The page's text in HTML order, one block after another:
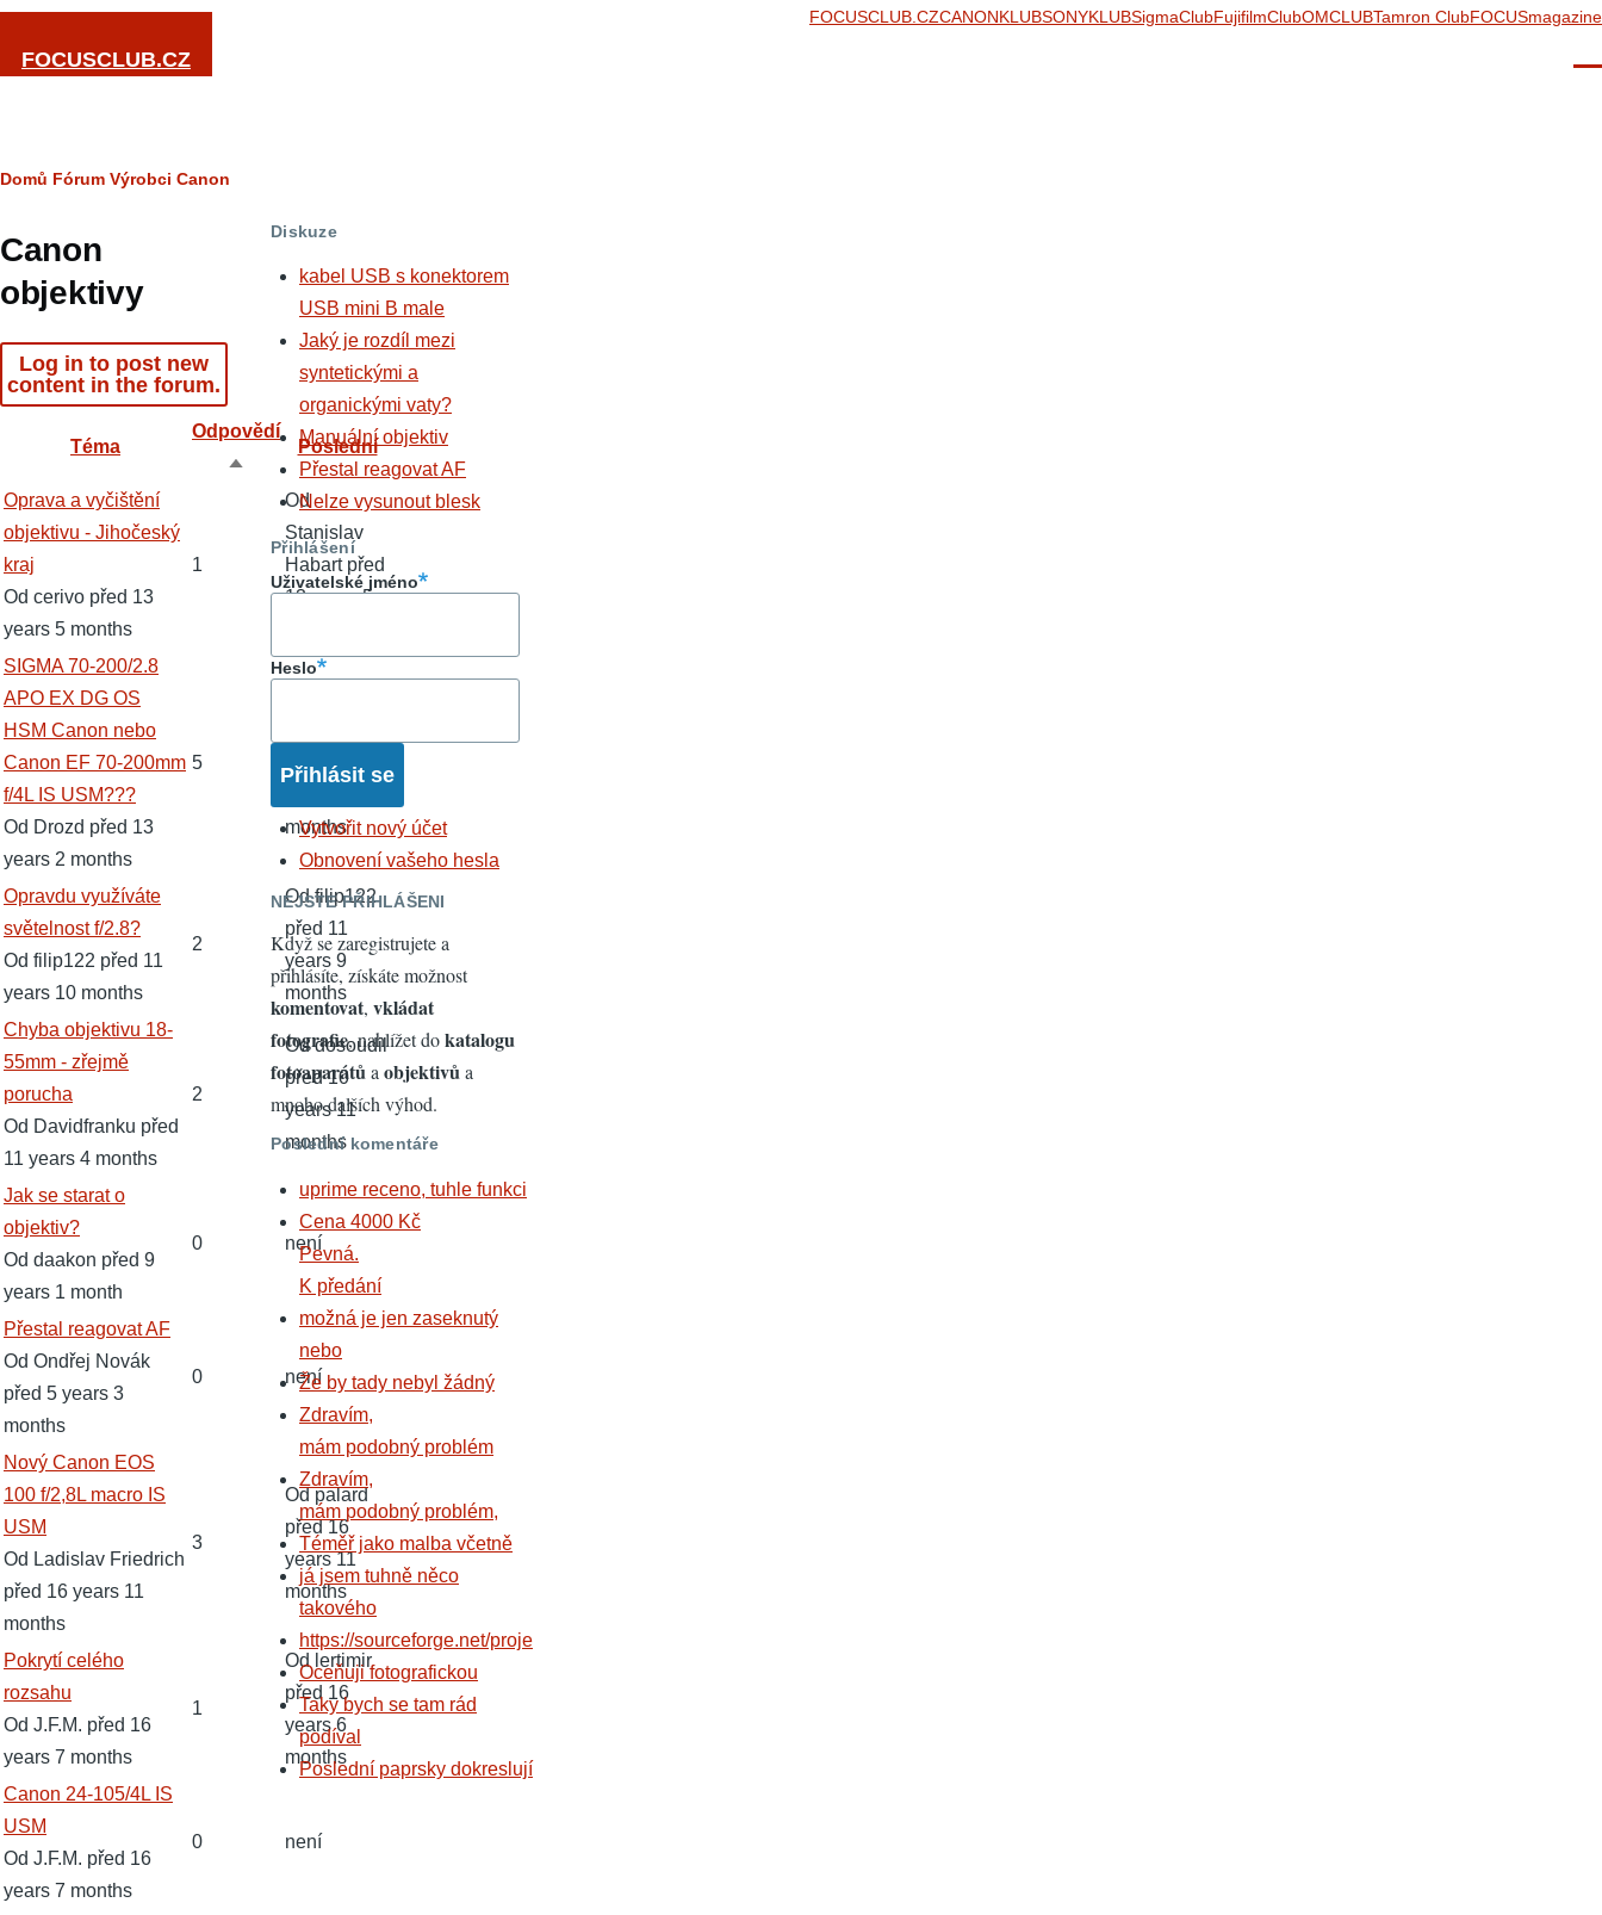
Přejít k hlavnímu obsahu
FOCUSCLUB.CZ
FOCUSCLUB.CZCANONKLUBSONYKLUBSigmaClubFujifilmClubOMCLUBTamron ClubFOCUSmagazine
Drobečková
Domů Fórum Výrobci Canon
Canon
objektivy
Log in to post new
content in the forum.
Téma
Odpovědí
Seřadit
sestupně
Poslední
Normální
téma
Oprava a vyčištění
objektivu - Jihočeský
kraj
Od cerivo před 13
years 5 months
1
Od
Stanislav
Habartpřed
13 years 5
Normální
téma
SIGMA 70-200/2.8
APO EX DG OS
HSM Canon nebo
Canon EF 70-200mm
f/4L IS USM???
Od Drozd před 13
years 2 months
5
před 13
months
Normální
téma
Opravdu využíváte
světelnost f/2.8?
Od filip122 před 11
years 10 months
2
Odfilip122
před 11
years 9
months
Normální
téma
Chyba objektivu 18-
55mm - zřejmě
porucha
Od Davidfranku před
11 years 4 months
2
Oddosoudil
před 10
years 11
months
Normální
téma
Jak se starat o
objektiv?
Od daakon před 9
years 1 month
0 není
Normální
téma
Přestal reagovat AF
Od Ondřej Novák
před 5 years 3
months
0 není
Normální
téma
Nový Canon EOS
100 f/2,8L macro IS
USM
Od Ladislav Friedrich
před 16 years 11
months
3
Odpalard
před 16
years 11
months
Normální
téma
Pokrytí celého
rozsahu
Od J.F.M. před 16
years 7 months
1
Od lertimir
před 16
years 6
months
Normální
téma
Canon 24-105/4L IS
USM
Od J.F.M. před 16
years 7 months
0 není
Diskuze
kabel USB s konektorem
USB mini B male
Jaký je rozdíl mezi
syntetickými a
organickými vaty?
Manuální objektiv
Přestal reagovat AF
Nelze vysunout blesk
Přihlášení
Uživatelské jméno
Heslo
Vytvořit nový účet
Obnovení vašeho hesla
NEJSTE PŘIHLÁŠENI
Když se zaregistrujete a
přihlásíte, získáte možnost
komentovat, vkládat
fotografie, nahlížet dokatalogu
fotoaparátůa objektivůa
mnoho dalších výhod.
Poslední komentáře
uprime receno, tuhle funkci
Cena 4000 Kč
Pevná.
K předání
možná je jen zaseknutý
nebo
Že by tady nebyl žádný
Zdravím,
mám podobný problém
Zdravím,
mám podobný problém,
Téměř jako malba včetně
já jsem tuhně něco
takového
https://sourceforge.net/proje
Oceňuji fotografickou
Taky bych se tam rád
podíval
Poslední paprsky dokreslují